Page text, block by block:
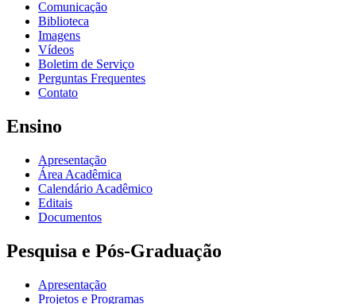
Comunicação
Biblioteca
Imagens
Vídeos
Boletim de Serviço
Perguntas Frequentes
Contato
Ensino
Apresentação
Área Acadêmica
Calendário Acadêmico
Editais
Documentos
Pesquisa e Pós-Graduação
Apresentação
Projetos e Programas